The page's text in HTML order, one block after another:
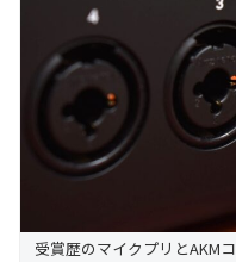
受賞歴のマイクプリとAKM